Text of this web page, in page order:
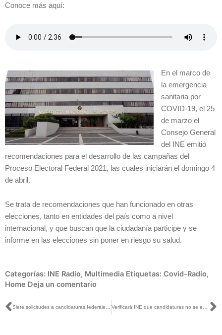
Conoce más aquí:
En el marco de
la emergencia
sanitaria por
COVID-19, el 25
de marzo el
Consejo General
del INE emitió
recomendaciones para el desarrollo de las campañas del
Proceso Electoral Federal 2021, las cuales iniciarán el domingo 4
de abril.
Se trata de recomendaciones que han funcionado en otras
elecciones, tanto en entidades del país como a nivel
internacional, y que buscan que la ciudadanía participe y se
informe en las elecciones sin poner en riesgo su salud.
Categorías: INE Radio, Multimedia Etiquetas: Covid-Radio,
Home Deja un comentario
Ant